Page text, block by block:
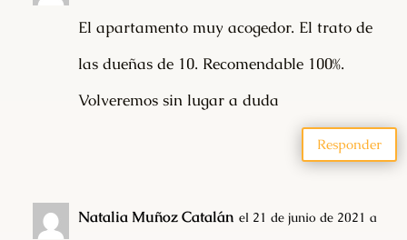
El apartamento muy acogedor. El trato de
las dueñas de 10. Recomendable 100%.
Volveremos sin lugar a duda
Responder
Natalia Muñoz Catalán el 21 de junio de 2021 a